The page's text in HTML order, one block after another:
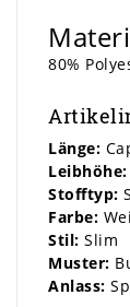
80%
Länge:
Leibhöhe:
Stofftyp:
Farbe:
Stil: Slim
Muster:
Anlass: